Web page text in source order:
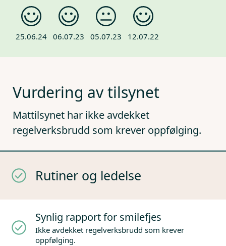
25.06.24 06.07.23 05.07.23 12.07.22
Vurdering av tilsynet
Mattilsynet har ikke avdekket
regelverksbrudd som krever oppfølging.
Rutiner og ledelse
Synlig rapport for smilefjes
Ikke avdekket regelverksbrudd som krever
oppfølging.